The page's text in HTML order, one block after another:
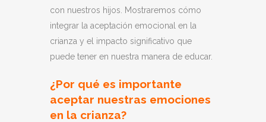
con nuestros hijos. Mostraremos cómo
integrar la aceptación emocional en la
crianza y el impacto significativo que
puede tener en nuestra manera de educar.
¿Por qué es importante
aceptar nuestras emociones
en la crianza?